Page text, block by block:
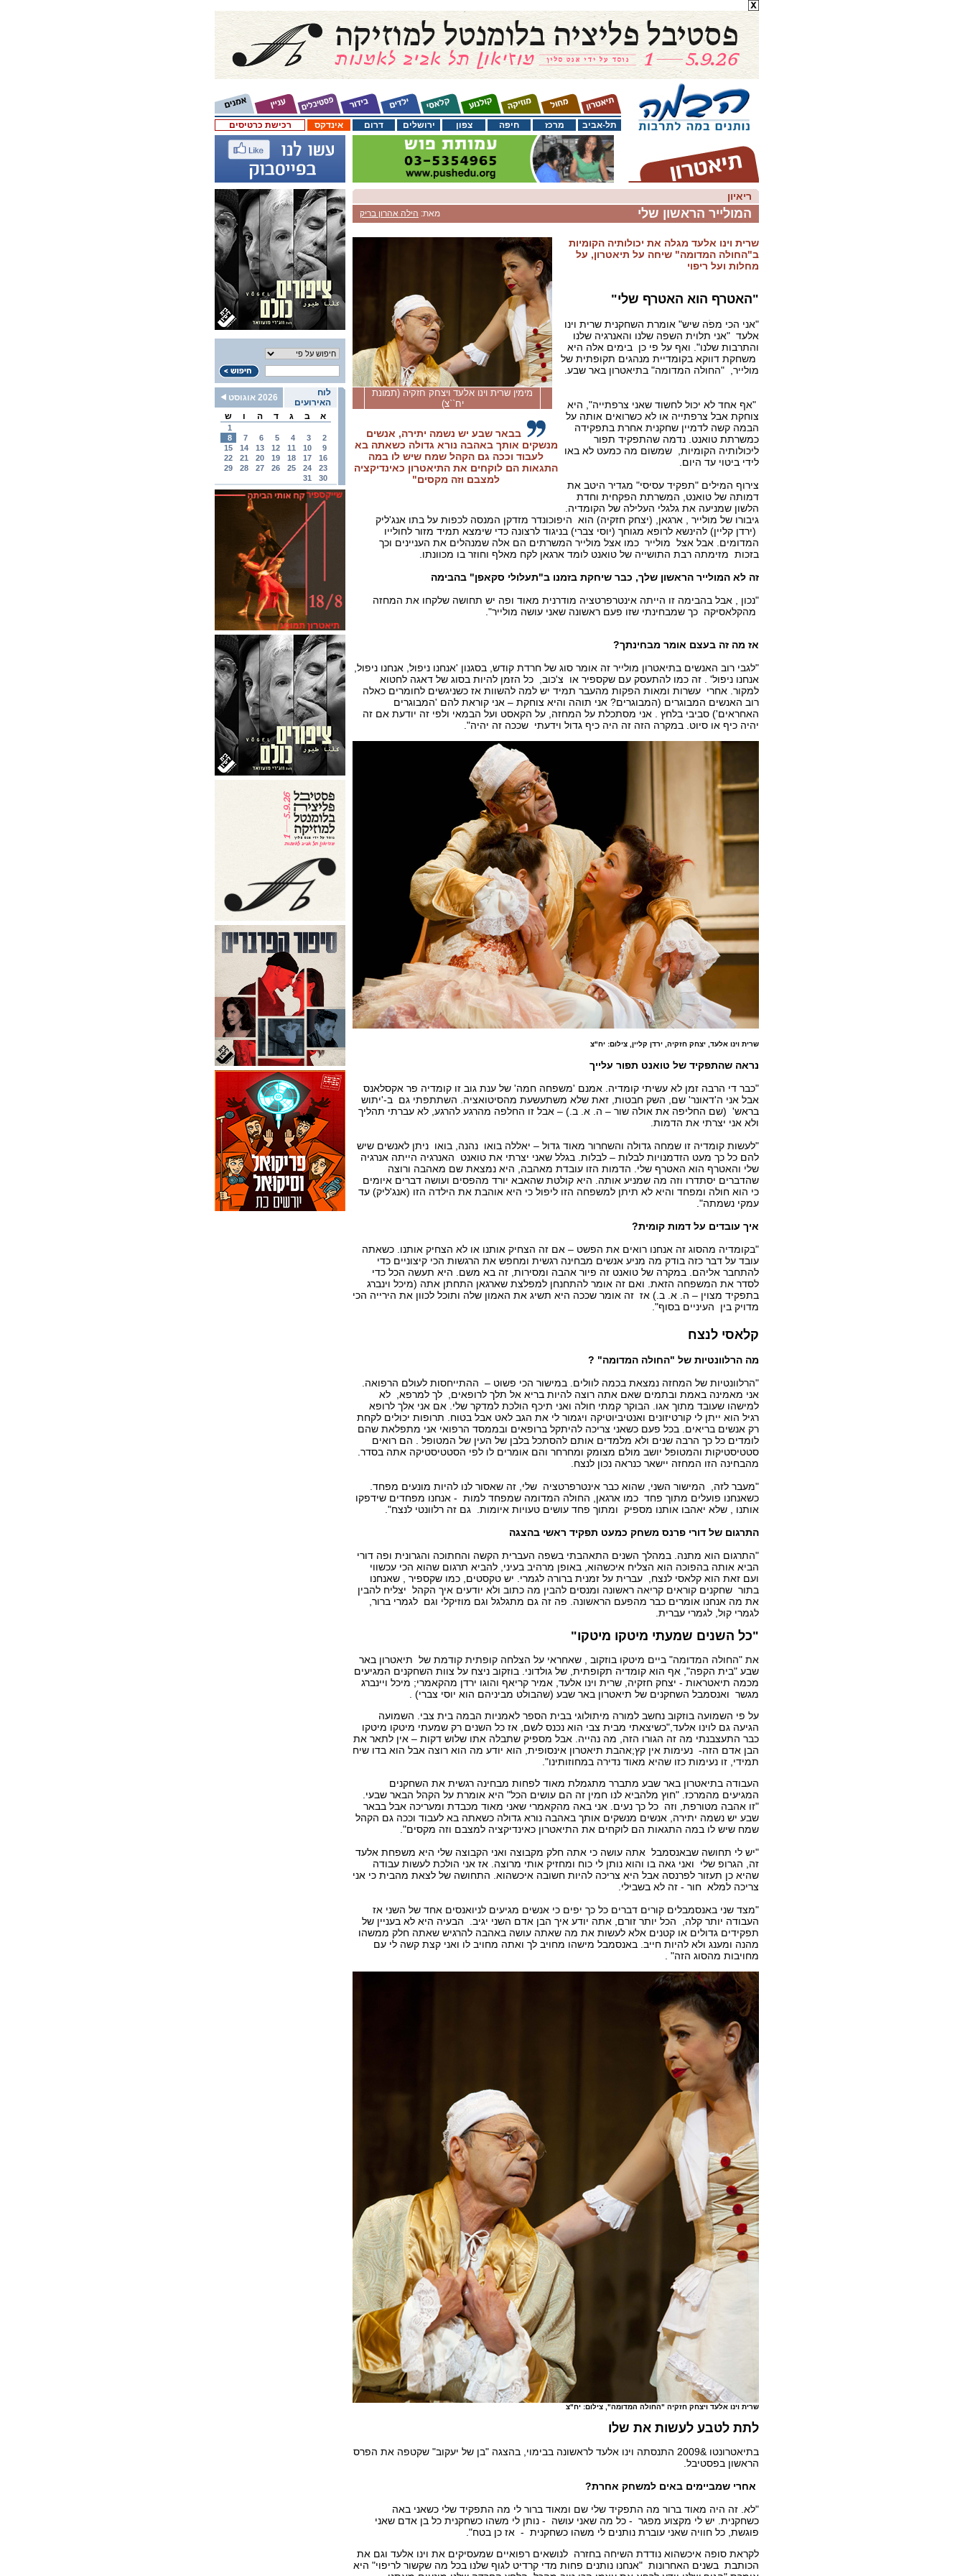
רכישת כרטיסים אינדקס דרום ירושלים צפון חיפה מרכז תל-אביב
לוח
האירועים
2026 אוגוסט
א
ב ג ד ה ו ש
1
2
3
4
5
6
7
8
9
10
11
12
13
14
15
16
17
18
19
20
21
22
23
24
25
26
27
28
29
30
31
ריאיון
מאת: הילה אהרון בריק המולייר הראשון שלי
מימין שרית וינו אלעד ויצחק חזקיה (תמונת
יח``צ)
בבאר שבע יש נשמה יתירה, אנשים
מנשקים אותך באהבה נורא גדולה כשאתה בא
לעבוד וככה גם הקהל שמח שיש לו במה
התגאות הם לוקחים את התיאטרון כאינדיקציה
למצבם וזה מקסים"
שרית וינו אלעד מגלה את יכולותיה הקומיות
ב"החולה המדומה" שיחה על תיאטרון, על
מחלות ועל ריפוי
"האטרף הוא האטרף שלי"
"אני הכי מפֹה שיש" אומרת השחקנית שרית וינו
אלעד "אני תלוית השפה שלנו והאנרגיה שלנו
והתרבות שלנו". ואף על פי כן בימים אלה היא
משחקת דווקא בקומדיית מנהגים תקופתית של
מולייר, "החולה המדומה" בתיאטרון באר שבע.
"אף אחד לא יכול לחשוד שאני צרפתייה", היא
צוחקת אבל צרפתייה או לא כשרואים אותה על
הבמה קשה לדמיין שחקנית אחרת בתפקידה
כמשרתת טואנט. נדמה שהתפקיד תפור
ליכולותיה הקומיות, שמשום מה כמעט לא באו
לידי ביטוי עד היום.
צירוף המילים "תפקיד עסיסי" מגדיר היטב את
דמותה של טואנט, המשרתת הפקחית וחדת
הלשון שמניעה את גלגלי העלילה של הקומדיה.
גיבורו של מולייר , ארגאן, (יצחק חזקיה) הוא היפוכונדר מזדקן המנסה לכפות על בתו אנג'ליק
(ירדן קליין) להינשא לרופא מגוחך (יוסי צברי) בניגוד לרצונה כדי שימצא תמיד מזור לחולייו
המדומים. אבל אצל מולייר כמו אצל מולייר המשרתים הם אלה שמנהלים את העניינים וכך
בזכות מזימתה רבת התושייה של טואנט לומד ארגאן לקח מאלף וחוזר בו מכוונתו.
זה לא המולייר הראשון שלך, כבר שיחקת בזמנו ב"תעלולי סקאפן" בהבימה
"נכון , אבל בהבימה זו הייתה אינטרפרטציה מודרנית מאוד ופה יש תחושה שלקחו את המחזה
מהקלאסיקה כך שמבחינתי שזו פעם ראשונה שאני עושה מולייר".
אז מה זה בעצם אומר מבחינתך?
"לגבי רוב האנשים בתיאטרון מולייר זה אומר סוג של חרדת קודש, בסגנון 'אנחנו ניפול, אנחנו ניפול,
אנחנו ניפול' . זה כמו להתעסק עם שקספיר או צ'כוב, כל הזמן להיות בסוג של דאגה לחטוא
למקור. אחרי עשרות ומאות הפקות מהעבר תמיד יש למה להשוות אז כשניגשים לחומרים כאלה
רוב האנשים המבוגרים (המבוגרים? אני תוהה והיא צוחקת – אני קוראת להם 'המבוגרים
האחראים') סביבי בלחץ . אני מסתכלת על המחזה, על הקאסט ועל הבמאי ולפי זה יודעת אם זה
יהיה כיף או סיוט. במקרה הזה זה היה כיף גדול וידעתי שככה זה יהיה".
שרית וינו אלעד, יצחק חזקיה, ירדן קליין, צילום: יח"צ
נראה שהתפקיד של טואנט תפור עלייך
"כבר די הרבה זמן לא עשיתי קומדיה. אמנם 'משפחה חמה' של ענת גוב זו קומדיה פר אקסלאנס
אבל אני ה'דאונר' שם, השק חבטות, זאת שלא משתעשעת מהסיטואציה. השתתפתי גם ב-'יתוש
בראש' (שם החליפה את אולה שור – ה. א. ב.) – אבל זו החלפה מהרגע להרגע, לא עברתי תהליך
ולא אני יצרתי את הדמות.
"לעשות קומדיה זו שמחה גדולה והשחרור מאוד גדול – יאללה בואו נהנה, בואו ניתן לאנשים שיש
להם כל כך מעט הזדמנויות לבלות – לבלות. בגלל שאני יצרתי את טואנט האנרגיה הייתה אנרגיה
שלי והאטרף הוא האטרף שלי. הדמות הזו עובדת מאהבה, היא נמצאת שם מאהבה ורוצה
שהדברים יסתדרו וזה מה שמניע אותה. היא קולטת שהאבא יורד מהפסים ועושה דברים איומים
כי הוא חולה ומפחד והיא לא תיתן למשפחה הזו ליפול כי היא אוהבת את הילדה הזו (אנג'ליק) עד
עמקי נשמתה".
איך עובדים על דמות קומית?
"בקומדיה מהסוג זה אנחנו רואים את הפשט – אם זה הצחיק אותנו או לא הצחיק אותנו. כשאתה
עובד על דבר כזה בודק מה מניע אנשים מבחינה רגשית ומחפש את הרגשות הכי קיצוניים כדי
להתחבר אליהם. במקרה של טואנט זה פיור אהבה ומסירות, זה בא משם. היא תעשה הכל כדי
לסדר את המשפחה הזאת. ואם זה אומר להתחנחן למפלצת שארגאן התחתן אתה (מיכל וינברג
בתפקיד מצוין – ה. א. ב.) אז זה אומר שככה היא תשיג את האמון שלה ותוכל לכוון את הירייה הכי
מדויק בין העיניים בסוף".
קלאסי לנצח
מה הרלוונטיות של "החולה המדומה" ?
"הרלוונטיות של המחזה נמצאת בכמה לוולים. במישור הכי פשוט – ההתייחסות לעולם הרפואה.
אני מאמינה באמת ובתמים שאם אתה רוצה להיות בריא אל תלך לרופאים, לך למרפא, לא
למישהו שעובד מתוך אגו. הבוקר קמתי חולה ואני תיכף הולכת למדקר שלי. אם אני אלך לרופא
רגיל הוא ייתן לי קורטיזונים ואנטיביוטיקה ויגמור לי את הגב לאט אבל בטוח. תרופות יכולים לקחת
רק אנשים בריאים. בכל פעם כשאני צריכה להיתקל ברופאים ובממסד הרפואי אני מתפלאת שהם
לומדים כל כך הרבה שנים ולא מלמדים אותם להסתכל בלבן של העין של המטופל . הם רואים
סטטיסטיקות והמטופל יושב מולם מצומק ומחרחר והם אומרים לו לפי הסטטיסטיקה אתה בסדר.
מהבחינה הזו המחזה יישאר כנראה נכון לנצח.
"מעבר לזה, המישור השני, שהוא כבר אינטרפרטציה שלי, זה שאסור לנו להיות מונעים מפחד.
כשאנחנו פועלים מתוך פחד כמו ארגאן, החולה המדומה שמפחד למות - אנחנו מפחדים שידפקו
אותנו , שלא יאהבו אותנו מספיק ומתוך פחד עושים טעויות איומות. גם זה רלוונטי לנצח".
התרגום של דורי פרנס משחק כמעט תפקיד ראשי בהצגה
"התרגום הוא מתנה. במהלך השנים התאהבתי בשפה העברית הקשה והחתוכה והגרונית ופה דורי
הביא אותה בהפוכה הוא הצליח איכשהוא, באופן מרהיב בעיני, להביא תרגום שהוא הכי עכשווי
ועם זאת הוא קלאסי לנצח, עברית על זמנית ברורה לגמרי. יש טקסטים, כמו שקספיר , שאנחנו
בתור שחקנים קוראים קריאה ראשונה ומנסים להבין מה כתוב ולא יודעים איך הקהל יצליח להבין
את מה אנחנו אומרים כבר מהפעם הראשונה. פה זה גם מתגלגל וגם מוזיקלי וגם לגמרי ברור,
לגמרי קול, לגמרי עברית.
"כל השנים שמעתי מיטקו מיטקו"
את "החולה המדומה" ביים מיטקו בוזקוב , שאחראי על הצלחה קופתית קודמת של תיאטרון באר
שבע "בית הקפה", אף הוא קומדיה תקופתית, של גולדוני. בוזקוב ניצח על צוות השחקנים המגיעים
מכמה תיאטראות - יצחק חזקיה, שרית וינו אלעד, אמיר קריאף והוגו ירדן מהקאמרי; מיכל ויינברג
מגשר ואנסמבל השחקנים של תיאטרון באר שבע (שהבולט מביניהם הוא יוסי צברי) .
על פי השמועה בוזקוב נחשב למורה מיתולוגי בבית הספר לאמניות הבמה בית צבי. השמועה
הגיעה גם לוינו אלעד,"כשיצאתי מבית צבי הוא נכנס לשם, אז כל השנים רק שמעתי מיטקו מיטקו
כבר התעצבנתי מה זה הגורו הזה, מה נהייה. אבל מספיק שתבלה אתו שלוש דקות – אין לתאר את
הבן אדם הזה- נעימות אין קץ;אהבת תיאטרון אינסופית, הוא יודע מה הוא רוצה אבל הוא בדו שיח
תמידי, זו נעימות כזו שהיא מאוד נדירה במחוזותינו".
העבודה בתיאטרון באר שבע מתברר מתגמלת מאוד לפחות מבחינה רגשית את השחקנים
המגיעים מהמרכז. "חוץ מלהביא לנו חמין זה הם עושים הכל" היא אומרת על הקהל הבאר שבעי.
"זו אהבה מטורפת, וזה כל כך נעים. אני באה מהקאמרי שאני מאוד מכבדת ומעריכה אבל בבאר
שבע יש נשמה יתירה, אנשים מנשקים אותך באהבה נורא גדולה כשאתה בא לעבוד וככה גם הקהל
שמח שיש לו במה התגאות הם לוקחים את התיאטרון כאינדיקציה למצבם וזה מקסים".
"יש לי תחושה שבאנסמבל אתה עושה כי אתה חלק מקבוצה ואני הקבוצה שלי היא משפחת אלעד
זה, הגרופ שלי ואני גאה בו והוא נותן לי כוח ומחזיק אותי מרוצה. אז אני הולכת לעשות עבודה
שהיא כן תעזור לפרנסה אבל היא צריכה להיות חשובה איכשהוא. התחושה של לצאת מהבית כי אני
צריכה למלא חור - זה לא בשבילי.
"מצד שני באנסמבלים קורים דברים כל כך יפים כי אנשים מגיעים לניואנסים אחד של השני אז
העבודה יותר קלה, הכל יותר זורם, אתה יודע איך הבן אדם השני יגיב. הבעיה היא לא בעניין של
תפקידים גדולים או קטנים אלא לעשות את מה שאתה עושה באהבה להרגיש שאתה חלק ממשהו
מהנה ומענג ולא להיות חייב. באנסמבל מישהו מחויב לך ואתה מחויב לו ואני קצת קשה לי עם
מחויבות מהסוג הזה" .
שרית וינו אלעד ויצחק חזקיה "החולה המדומה", צילום: יח"צ
לתת לטבע לעשות את שלו
בתיאטרונטו &2009 התנסתה וינו אלעד לראשונה בבימוי, בהצגה "בן של יעקוב" שקטפה את הפרס
הראשון בפסטיבל.
אחרי שמביימים באים למשחק אחרת?
"לא. זה היה מאוד ברור מה התפקיד שלי שם ומאוד ברור לי מה התפקיד שלי כשאני באה
כשחקנית. יש לי מקצוע מפגר - כל מה שאני עושה - נותן לי משהו כשחקנית כל בן אדם שאני
פוגשת, כל חוויה שאני עוברת נותנים לי משהו כשחקנית - אז כן בטח".
לקראת סופה איכשהוא נודדת השיחה בחזרה לנושאים רפואיים שמעסיקים את וינו אלעד וגם את
הכותבת בשנים האחרונות "אנחנו נותנים פחות מדי קרדיט לגוף שלנו בכל מה שקשור לריפוי" היא